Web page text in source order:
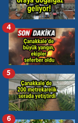
4
5
6